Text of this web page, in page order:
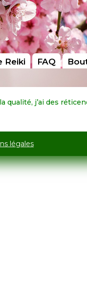
Reiki FAQ
j’ai des
légales